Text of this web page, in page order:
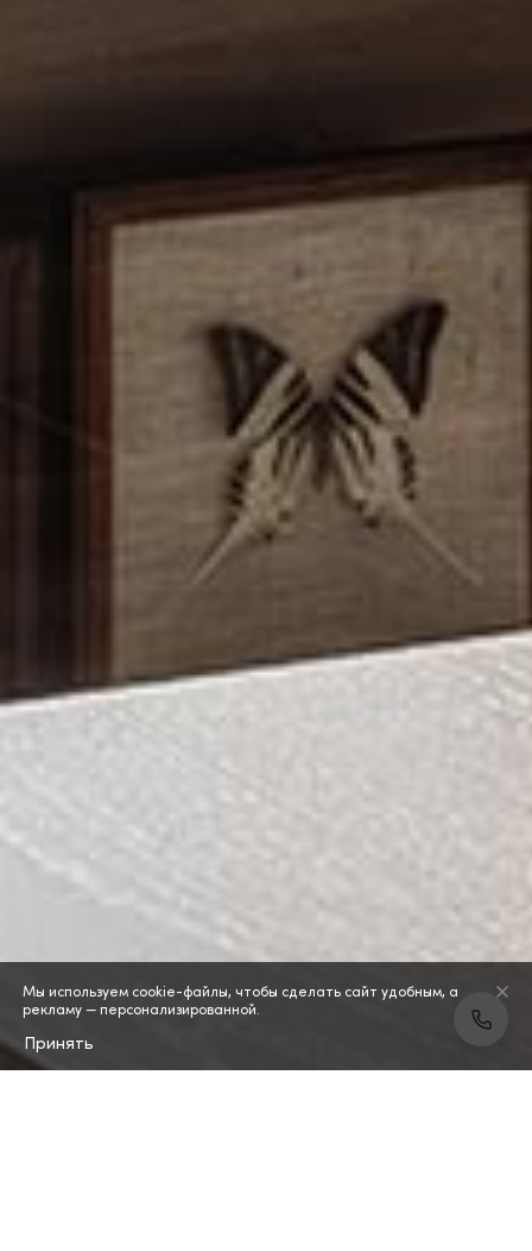
Мы используем cookie-файлы, чтобы сделать сайт удобным, а
рекламу — персонализированной.
Принять